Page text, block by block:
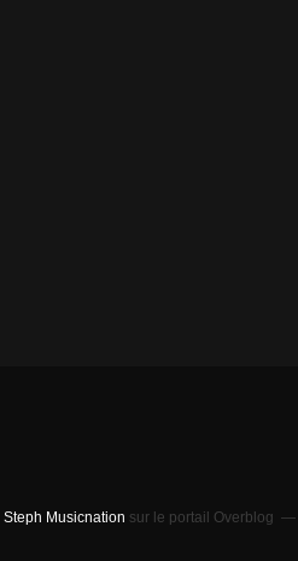
Steph Musicnation sur le portail Overblog